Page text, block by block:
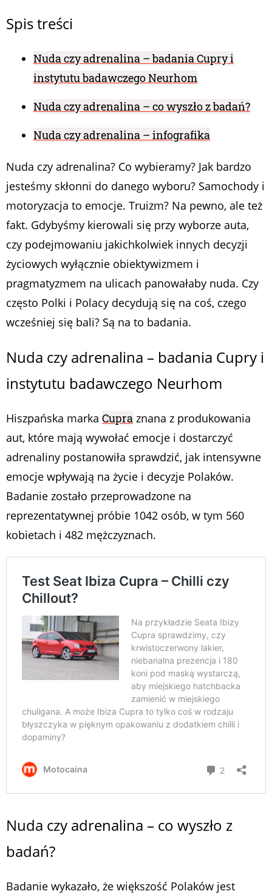
Spis treści
Nuda czy adrenalina – badania Cupry i
instytutu badawczego Neurhom
Nuda czy adrenalina – co wyszło z badań?
Nuda czy adrenalina – infografika
Nuda czy adrenalina? Co wybieramy? Jak bardzo
jesteśmy skłonni do danego wyboru? Samochody i
motoryzacja to emocje. Truizm? Na pewno, ale też
fakt. Gdybyśmy kierowali się przy wyborze auta,
czy podejmowaniu jakichkolwiek innych decyzji
życiowych wyłącznie obiektywizmem i
pragmatyzmem na ulicach panowałaby nuda. Czy
często Polki i Polacy decydują się na coś, czego
wcześniej się bali? Są na to badania.
Nuda czy adrenalina – badania Cupry i
instytutu badawczego Neurhom
Hiszpańska marka Cupra znana z produkowania
aut, które mają wywołać emocje i dostarczyć
adrenaliny postanowiła sprawdzić, jak intensywne
emocje wpływają na życie i decyzje Polaków.
Badanie zostało przeprowadzone na
reprezentatywnej próbie 1042 osób, w tym 560
kobietach i 482 mężczyznach.
Nuda czy adrenalina – co wyszło z
badań?
Badanie wykazało, że większość Polaków jest